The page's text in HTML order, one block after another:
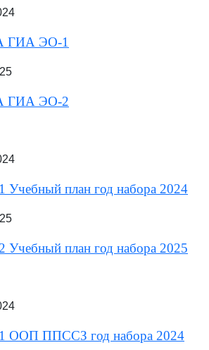
ЭО-1
ГИА ЭО-2
Учебный план год набора 2024
Учебный план год набора 2025
ООП ППССЗ год набора 2024